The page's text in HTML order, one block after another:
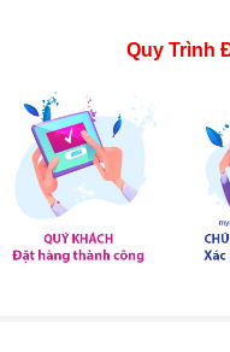
Oil Clear
Oil Clear Blotting mỏng nhẹ
Clear Blotting The Face
Clear Blotting tự nhiên
Phấn phủ bột da dầu
Phấn phủ bột hấp thụ dầu
,
mịn da,Phấn phủ bột mờ lỗ
Phấn phủ bột thấm hút dầu
Quy Trình